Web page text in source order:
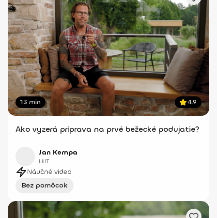
13 min 4.9
Ako vyzerá príprava na prvé bežecké podujatie?
Jan Kempa
HIIT
Náučné video
Bez pomôcok